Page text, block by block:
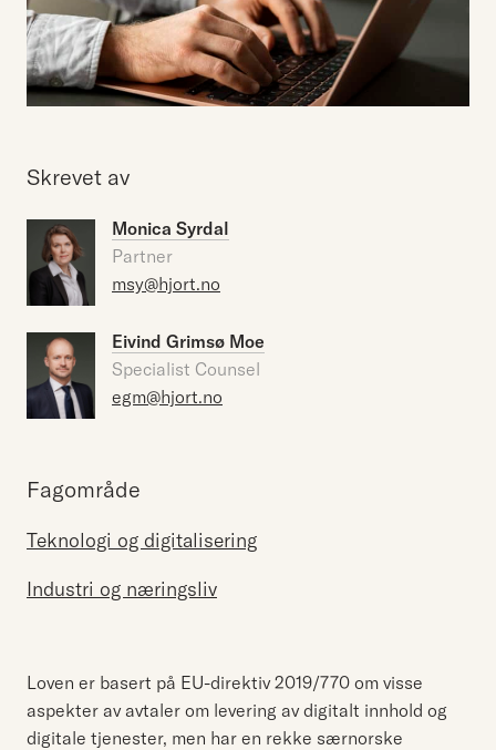
Skrevet av
Monica Syrdal
Partner
msy@hjort.no
Eivind Grimsø Moe
Specialist Counsel
egm@hjort.no
Fagområde
Teknologi og digitalisering
Industri og næringsliv
Loven er basert på EU-direktiv 2019/770 om visse
aspekter av avtaler om levering av digitalt innhold og
digitale tjenester, men har en rekke særnorske